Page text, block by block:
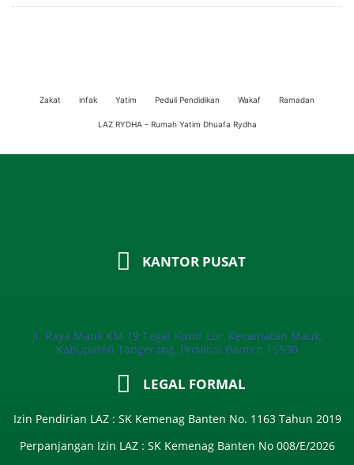
Zakat infak Yatim Peduli Pendidikan Wakaf Ramadan
LAZ RYDHA - Rumah Yatim Dhuafa Rydha
KANTOR PUSAT
Jl. Raya Mauk KM.19 Tegal Kunir Lor, Kecamatan Mauk,
Kabupaten Tangerang, Provinsi Banten 15530
LEGAL FORMAL
Izin Pendirian LAZ : SK Kemenag Banten No. 1163 Tahun 2019
Perpanjangan Izin LAZ : SK Kemenag Banten No 008/E/2026​